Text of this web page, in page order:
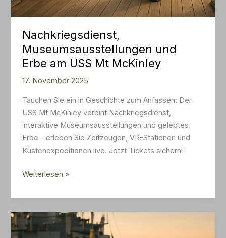
Nachkriegsdienst,
Museumsausstellungen und
Erbe am USS Mt McKinley
17. November 2025
Tauchen Sie ein in Geschichte zum Anfassen: Der
USS Mt McKinley vereint Nachkriegsdienst,
interaktive Museumsausstellungen und gelebtes
Erbe – erleben Sie Zeitzeugen, VR-Stationen und
Küstenexpeditionen live. Jetzt Tickets sichern!
Nachkriegsdienst,
und
Erbe
am
Weiterlesen »